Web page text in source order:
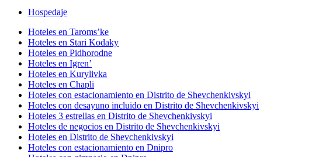
Hospedaje
Hoteles en Taromsʼke
Hoteles en Stari Kodaky
Hoteles en Pidhorodne
Hoteles en Igrenʼ
Hoteles en Kurylivka
Hoteles en Chapli
Hoteles con estacionamiento en Distrito de Shevchenkivskyi
Hoteles con desayuno incluido en Distrito de Shevchenkivskyi
Hoteles 3 estrellas en Distrito de Shevchenkivskyi
Hoteles de negocios en Distrito de Shevchenkivskyi
Hoteles en Distrito de Shevchenkivskyi
Hoteles con estacionamiento en Dnipro